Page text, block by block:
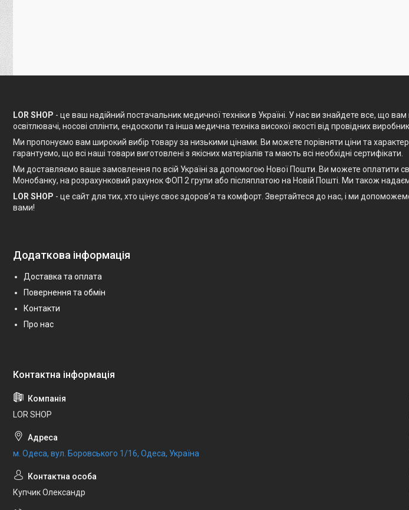
LOR SHOP - це ваш надійний постачальник медичної техніки в Україні. У нас ви знайдете все, що
освітлювачі, носові сплінти, ендоскопи та інша медична техніка високої якості від провідних
Ми пропонуємо вам широкий вибір товару за низькими цінами. Ви можете порівняти ціни та
гарантуємо, що всі наші товари виготовлені з якісних матеріалів та мають всі необхідні сертифікати.
Ми доставляємо ваше замовлення по всій Україні за допомогою Нової Пошти. Ви можете оплатити
Монобанку, на розрахунковий рахунок ФОП 2 групи або післяплатою на Новій Пошті. Ми також
LOR SHOP - це сайт для тих, хто цінує своє здоров’я та комфорт. Звертайтеся до нас, і ми
вами!
Додаткова інформація
Доставка та оплата
Повернення та обмін
Контакти
Про нас
LOR SHOP
м. Одеса, вул. Боровського 1/16, Одеса, Україна
Купчик Олександр